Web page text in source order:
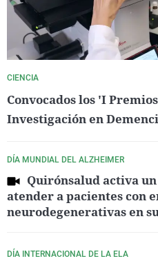
CIENCIA
Convocados los 'I
Investigación en
DÍA MUNDIAL DEL ALZHEIMER
Quirónsalud activa
atender a pacientes con
neurodegenerativas en
DÍA INTERNACIONAL DE LA ELA